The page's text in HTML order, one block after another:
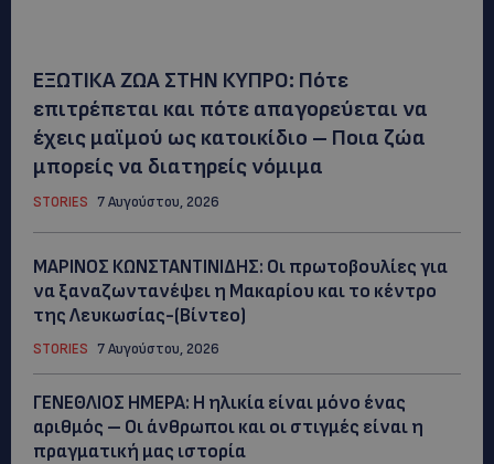
ΕΞΩΤΙΚΑ ΖΩΑ ΣΤΗΝ ΚΥΠΡΟ: Πότε
επιτρέπεται και πότε απαγορεύεται να
έχεις μαϊμού ως κατοικίδιο – Ποια ζώα
μπορείς να διατηρείς νόμιμα
STORIES 7 Αυγούστου, 2026
ΜΑΡΙΝΟΣ ΚΩΝΣΤΑΝΤΙΝΙΔΗΣ: Οι πρωτοβουλίες για
να ξαναζωντανέψει η Μακαρίου και το κέντρο
της Λευκωσίας-(Βίντεο)
STORIES 7 Αυγούστου, 2026
ΓΕΝΕΘΛΙΟΣ ΗΜΕΡΑ: Η ηλικία είναι μόνο ένας
αριθμός – Οι άνθρωποι και οι στιγμές είναι η
πραγματική μας ιστορία